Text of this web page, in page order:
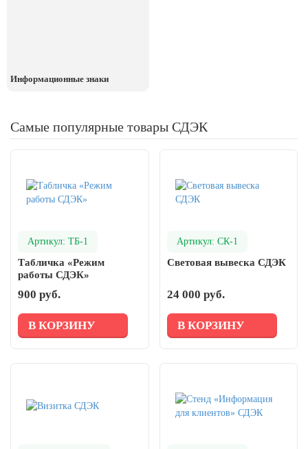
28 июля, День Крещения Руси
Информационные знаки
Самые популярные товары СДЭК
Артикул: ТБ-1
Табличка «Режим
работы СДЭК»
900 руб.
В КОРЗИНУ
Артикул: СК-1
Световая вывеска СДЭК
24 000 руб.
В КОРЗИНУ